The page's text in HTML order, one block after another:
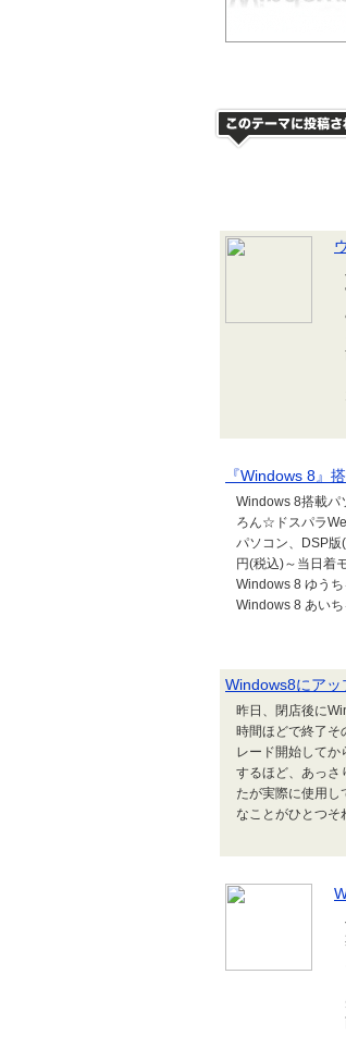
『Windows 8』
Windows 8搭載パ
ろん☆ドスパラ
パソコン、DSP
円(税込)～当日着
Windows 8 ゆう
Windows 8 あい
Windows8にアッ
昨日、閉店後に
時間ほどで終了そ
レード開始してか
するほど、あっさ
たが実際に使用し
なことがひとつそ